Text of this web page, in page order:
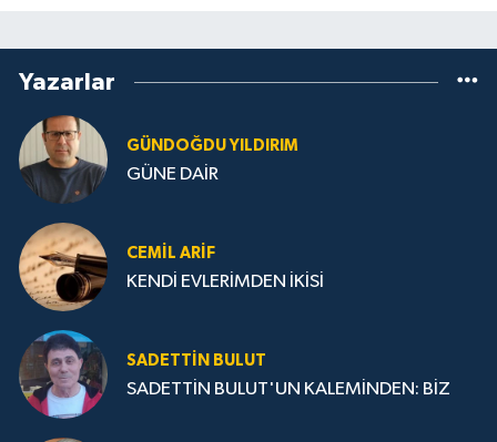
Yazarlar
GÜNDOĞDU YILDIRIM
GÜNE DAİR
CEMIL ARİF
KENDİ EVLERİMDEN İKİSİ
SADETTIN BULUT
SADETTİN BULUT'UN KALEMİNDEN: BİZ